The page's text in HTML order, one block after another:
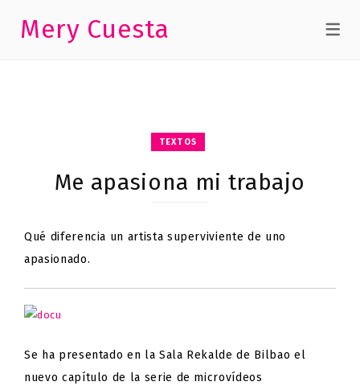
Mery Cuesta
TEXTOS
Me apasiona mi trabajo
Qué diferencia un artista superviviente de uno
apasionado.
Se ha presentado en la Sala Rekalde de Bilbao el
nuevo capítulo de la serie de microvídeos